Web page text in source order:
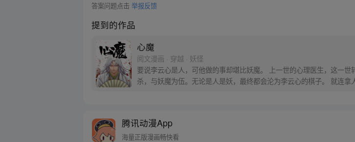
答案问题点击举报反馈
提到的作品
心魔
阅文漫画 · 穿越 · 妖怪
要说李云心是人，可他做的事却堪比妖魔。 上一世的心理医生，这一
杀，与妖魔为伍。无论是人是妖，最终都会沦为李云心的棋子。 就连
腾讯动漫App
海量正版漫画畅快看